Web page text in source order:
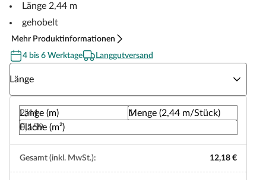
Länge 2,44 m
gehobelt
Mehr Produktinformationen
4 bis 6 Werktage
Langgutversand
Länge
Länge (m)
Menge (2,44 m/Stück)
Fläche (m²)
Gesamt (inkl. MwSt.): 12,18 €